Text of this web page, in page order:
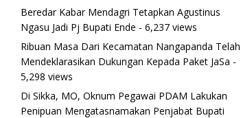
Beredar Kabar Mendagri Tetapkan Agustinus
Ngasu Jadi Pj Bupati Ende - 6,237 views
Ribuan Masa Dari Kecamatan Nangapanda Telah
Mendeklarasikan Dukungan Kepada Paket JaSa -
5,298 views
Di Sikka, MO, Oknum Pegawai PDAM Lakukan
Penipuan Mengatasnamakan Penjabat Bupati